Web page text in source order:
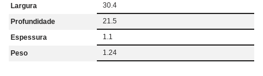
Largura
30.4
Profundidade
21.5
Espessura
1.1
Peso
1.24